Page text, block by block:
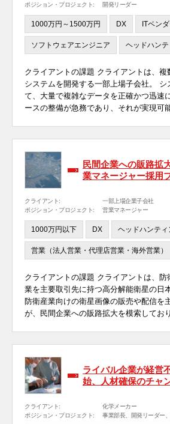
ポジション・プロジェクト:
開発リーダー
1000万円～1500万円 DX ITベンダ
ソフトウェアエンジニア ヘッドハン
クライアントの課題 クライアントは、
システムを開発する一部上場子会社。 シ
て、大量で複雑なデータを正確かつ迅速
ースの整備が急務であり、それが実現
民間企業への販路拡
業マネージャー採用
クライアント:
一部上場企業子会社
ポジション・プロジェクト:
営業マネージャー
1000万円以下 DX ヘッドハンティ
営業（法人営業・代理店営業・海外営業）
クライアントの課題 クライアントは、
業を主要取引先に持つ高分解能衛星の日
防衛産業向けの衛星画像の販売や配信を
が、民間企業への販路拡大を模索してお
ライバル企業が経営
始、人材確保のチャ
クライアント:
化学メーカー
ポジション・プロジェクト:
事業部長、開発リーダー